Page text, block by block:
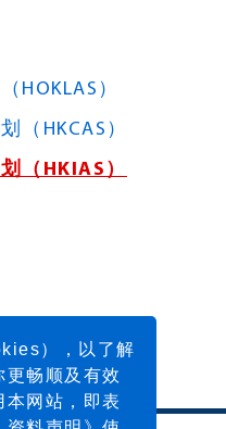
），以了解
畅顺及有效
网站，即表
HOKLAS）
（HKCAS）
（HKIAS）